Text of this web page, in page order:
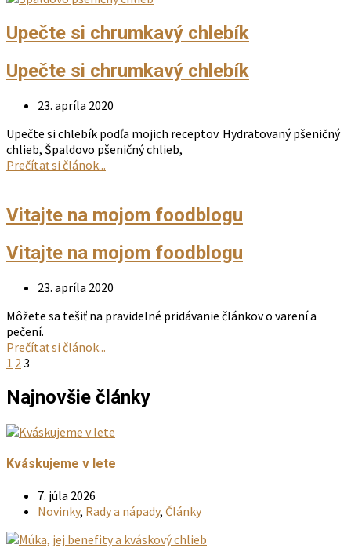
Upečte si chrumkavý chlebík
Upečte si chrumkavý chlebík
23. apríla 2020
Upečte si chlebík podľa mojich receptov. Hydratovaný pšeničný
chlieb, Špaldovo pšeničný chlieb,
Prečítať si článok...
Vitajte na mojom foodblogu
Vitajte na mojom foodblogu
23. apríla 2020
Môžete sa tešiť na pravidelné pridávanie článkov o varení a
pečení.
Prečítať si článok...
1 2 3
Najnovšie články
Kváskujeme v lete
7. júla 2026
Novinky, Rady a nápady, Články